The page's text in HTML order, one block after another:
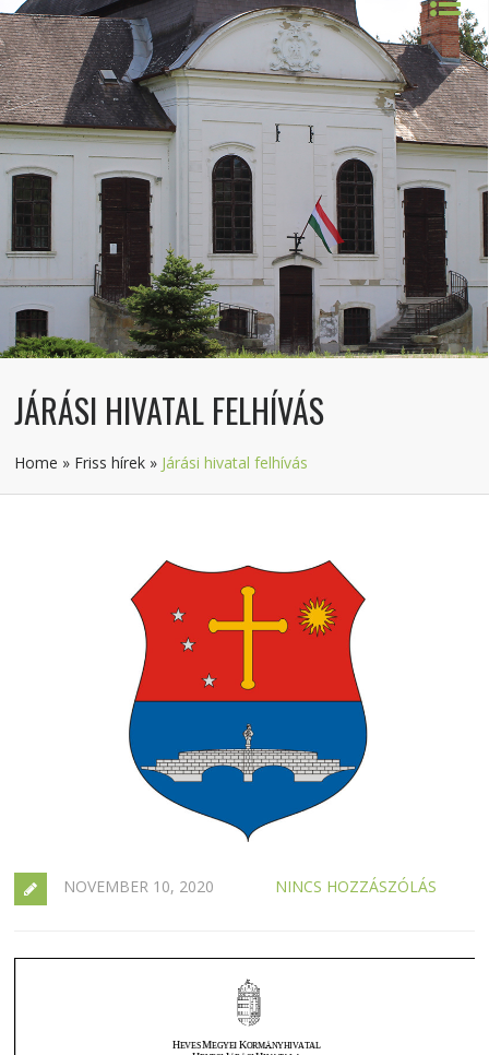
JÁRÁSI HIVATAL FELHÍVÁS
Home » Friss hírek » Járási hivatal felhívás
NOVEMBER 10, 2020 NINCS HOZZÁSZÓLÁS